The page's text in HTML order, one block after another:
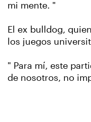
mi mente. "
El ex bulldog,
los juegos
" Para mí, este
de nosotros, no